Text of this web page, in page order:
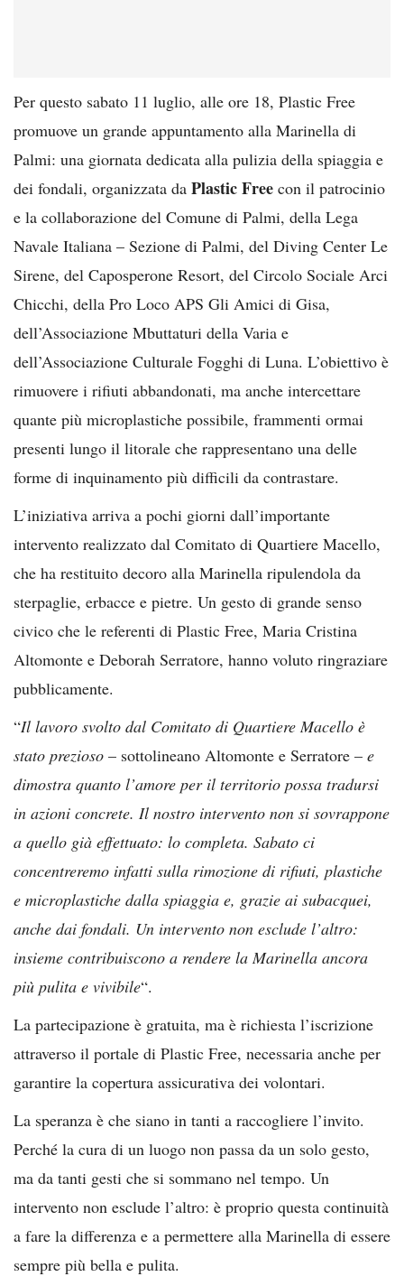
Per questo sabato 11 luglio, alle ore 18, Plastic Free
promuove un grande appuntamento alla Marinella di
Palmi: una giornata dedicata alla pulizia della spiaggia e
dei fondali, organizzata da Plastic Free con il patrocinio
e la collaborazione del Comune di Palmi, della Lega
Navale Italiana – Sezione di Palmi, del Diving Center Le
Sirene, del Caposperone Resort, del Circolo Sociale Arci
Chicchi, della Pro Loco APS Gli Amici di Gisa,
dell’Associazione Mbuttaturi della Varia e
dell’Associazione Culturale Fogghi di Luna. L’obiettivo è
rimuovere i rifiuti abbandonati, ma anche intercettare
quante più microplastiche possibile, frammenti ormai
presenti lungo il litorale che rappresentano una delle
forme di inquinamento più difficili da contrastare.
L’iniziativa arriva a pochi giorni dall’importante
intervento realizzato dal Comitato di Quartiere Macello,
che ha restituito decoro alla Marinella ripulendola da
sterpaglie, erbacce e pietre. Un gesto di grande senso
civico che le referenti di Plastic Free, Maria Cristina
Altomonte e Deborah Serratore, hanno voluto ringraziare
pubblicamente.
“Il lavoro svolto dal Comitato di Quartiere Macello è
stato prezioso – sottolineano Altomonte e Serratore – e
dimostra quanto l’amore per il territorio possa tradursi
in azioni concrete. Il nostro intervento non si sovrappone
a quello già effettuato: lo completa. Sabato ci
concentreremo infatti sulla rimozione di rifiuti, plastiche
e microplastiche dalla spiaggia e, grazie ai subacquei,
anche dai fondali. Un intervento non esclude l’altro:
insieme contribuiscono a rendere la Marinella ancora
più pulita e vivibile“.
La partecipazione è gratuita, ma è richiesta l’iscrizione
attraverso il portale di Plastic Free, necessaria anche per
garantire la copertura assicurativa dei volontari.
La speranza è che siano in tanti a raccogliere l’invito.
Perché la cura di un luogo non passa da un solo gesto,
ma da tanti gesti che si sommano nel tempo. Un
intervento non esclude l’altro: è proprio questa continuità
a fare la differenza e a permettere alla Marinella di essere
sempre più bella e pulita.